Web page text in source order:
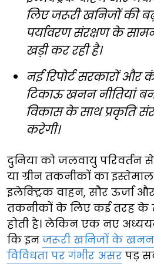
लिए जरूरी खनिजों की
पर्यावरण संरक्षण के
खड़ी कर रही है।
नई रिपोर्ट सरकारों और
टिकाऊ खनन नीतियां
विकास के साथ प्रकृति
करेगी।
दुनिया को जलवायु परिवर्तन
या ग्रीन तकनीकों का
इलेक्ट्रिक वाहन, सौर ऊर्जा
तकनीकों के लिए कई तरह के
होती है। लेकिन एक नए
कि इन जरूरी खनिजों के खनन
विविधता पर गंभीर असर पड़